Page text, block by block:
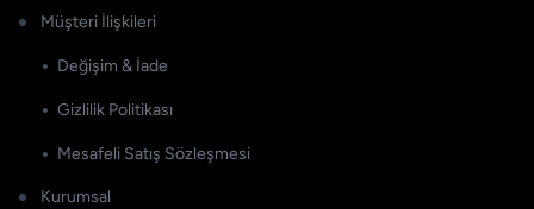
Müşteri İlişkileri
Değişim & İade
Gizlilik Politikası
Mesafeli Satış Sözleşmesi
Kurumsal